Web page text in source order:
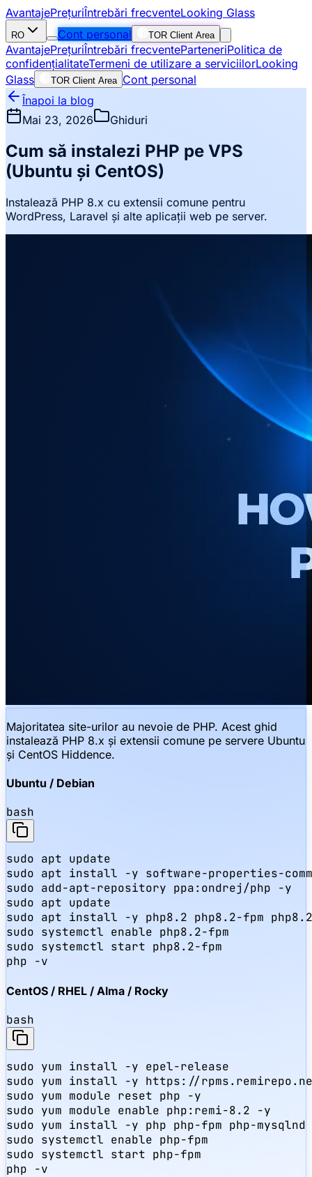
AvantajePrețuriÎntrebări frecventeLooking Glass
RO Cont personal TOR Client Area
AvantajePrețuriÎntrebări frecventeParteneriPolitica de
confidențialitateTermeni de utilizare a serviciilorLooking
Glass
TOR Client Area Cont personal
Înapoi la blog
Mai 23, 2026
Ghiduri
Cum să instalezi PHP pe VPS
(Ubuntu și CentOS)
Instalează PHP 8.x cu extensii comune pentru
WordPress, Laravel și alte aplicații web pe server.
Majoritatea site-urilor au nevoie de PHP. Acest ghid
instalează PHP 8.x și extensii comune pe servere Ubuntu
și CentOS Hiddence.
Ubuntu / Debian
bash
sudo apt update
sudo apt install -y software-properties-
sudo add-apt-repository ppa:ondrej/php -y
sudo apt update
sudo apt install -y php8.2 php8.2-fpm
sudo systemctl enable php8.2-fpm
sudo systemctl start php8.2-fpm
php -v
CentOS / RHEL / Alma / Rocky
bash
sudo yum install -y epel-release
sudo yum install -y https://
sudo yum module reset php -y
sudo yum module enable php:remi-8.2 -y
sudo yum install -y php php-fpm php-
sudo systemctl enable php-fpm
sudo systemctl start php-fpm
php -v